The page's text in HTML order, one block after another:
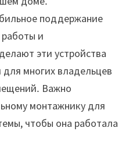
поддержание
и
эти устройства
многих владельцев
Важно
монтажнику для
чтобы она работала